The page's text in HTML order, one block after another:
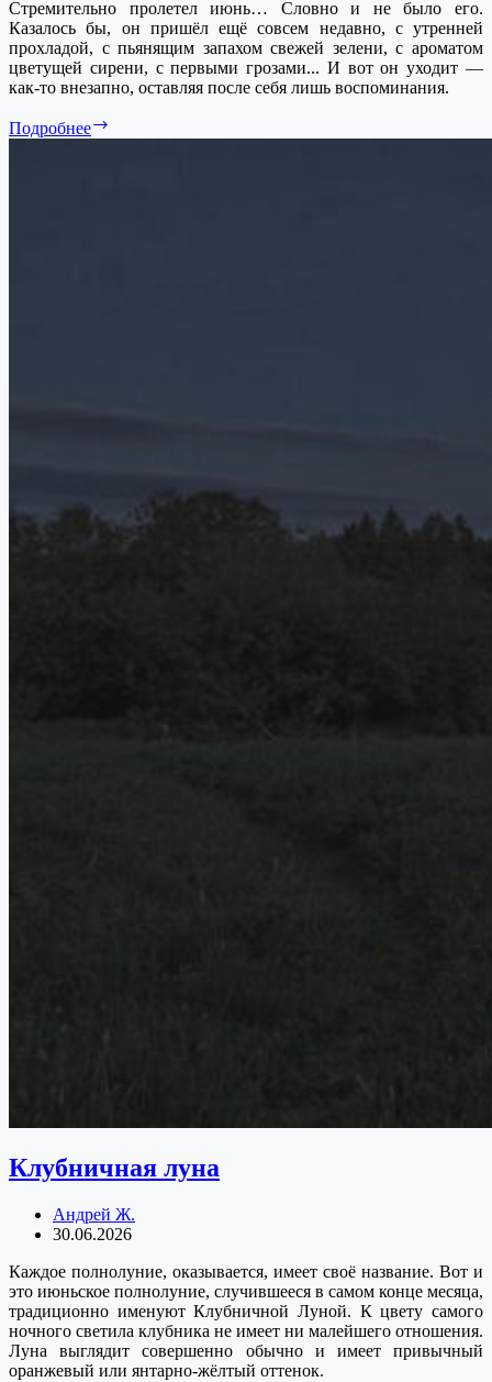
Стремительно пролетел июнь… Словно и не было его.
Казалось бы, он пришёл ещё совсем недавно, с утренней
прохладой, с пьянящим запахом свежей зелени, с ароматом
цветущей сирени, с первыми грозами... И вот он уходит —
как-то внезапно, оставляя после себя лишь воспоминания.
Подробнее
июня
Клубничная луна
Андрей Ж.
30.06.2026
Каждое полнолуние, оказывается, имеет своё название. Вот и
это июньское полнолуние, случившееся в самом конце месяца,
традиционно именуют Клубничной Луной. К цвету самого
ночного светила клубника не имеет ни малейшего отношения.
Луна выглядит совершенно обычно и имеет привычный
оранжевый или янтарно-жёлтый оттенок.